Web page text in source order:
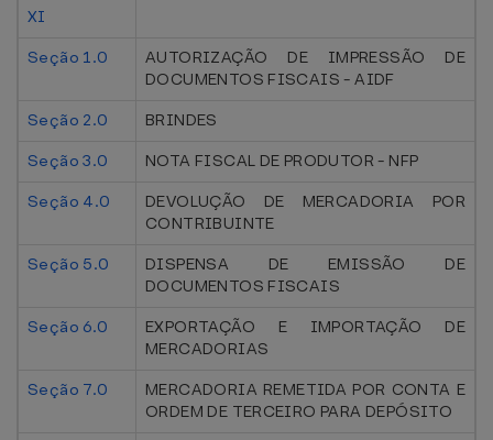
XI
Seção 1.0
AUTORIZAÇÃO DE IMPRESSÃO DE
DOCUMENTOS FISCAIS - AIDF
Seção 2.0
BRINDES
Seção 3.0
NOTA FISCAL DE PRODUTOR - NFP
Seção 4.0
DEVOLUÇÃO DE MERCADORIA POR
CONTRIBUINTE
Seção 5.0
DISPENSA DE EMISSÃO DE
DOCUMENTOS FISCAIS
Seção 6.0
EXPORTAÇÃO E IMPORTAÇÃO DE
MERCADORIAS
Seção 7.0
MERCADORIA REMETIDA POR CONTA E
ORDEM DE TERCEIRO PARA DEPÓSITO